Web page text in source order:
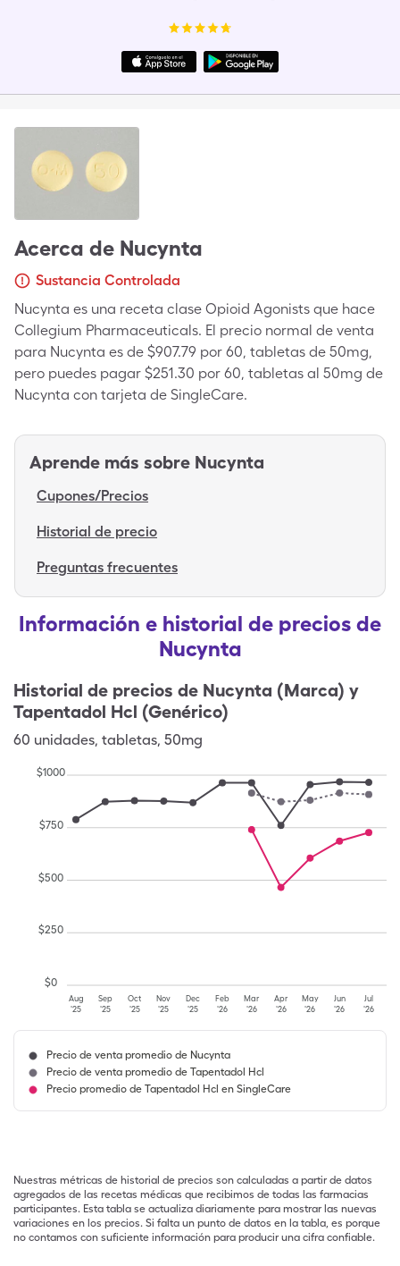
Acerca de Nucynta
Sustancia Controlada
Nucynta es una receta clase Opioid Agonists que hace
Collegium Pharmaceuticals. El precio normal de venta
para Nucynta es de $907.79 por 60, tabletas de 50mg,
pero puedes pagar $251.30 por 60, tabletas al 50mg de
Nucynta con tarjeta de SingleCare.
Aprende más sobre Nucynta
Cupones/Precios
Historial de precio
Preguntas frecuentes
Información e historial de precios de
Nucynta
Historial de precios de Nucynta (Marca) y
Tapentadol Hcl (Genérico)
60 unidades, tabletas, 50mg
Aug
'25
Sep
'25
Oct
'25
Nov
'25
Dec
'25
Feb
'26
Mar
'26
Apr
'26
May
'26
Jun
'26
Jul
'26
$0
$250
$500
$750
$1000
Precio de venta promedio de Nucynta
Precio de venta promedio de Tapentadol Hcl
Precio promedio de Tapentadol Hcl en SingleCare
Nuestras métricas de historial de precios son calculadas a partir de datos
agregados de las recetas médicas que recibimos de todas las farmacias
participantes. Esta tabla se actualiza diariamente para mostrar las nuevas
variaciones en los precios. Si falta un punto de datos en la tabla, es porque
no contamos con suficiente información para producir una cifra confiable.